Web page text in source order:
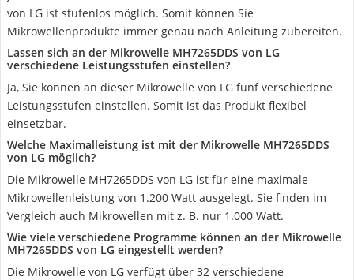
von LG ist stufenlos möglich. Somit können Sie
Mikrowellenprodukte immer genau nach Anleitung zubereiten.
Lassen sich an der Mikrowelle MH7265DDS von LG
verschiedene Leistungsstufen einstellen?
Ja, Sie können an dieser Mikrowelle von LG fünf verschiedene
Leistungsstufen einstellen. Somit ist das Produkt flexibel
einsetzbar.
Welche Maximalleistung ist mit der Mikrowelle MH7265DDS
von LG möglich?
Die Mikrowelle MH7265DDS von LG ist für eine maximale
Mikrowellenleistung von 1.200 Watt ausgelegt. Sie finden im
Vergleich auch Mikrowellen mit z. B. nur 1.000 Watt.
Wie viele verschiedene Programme können an der Mikrowelle
MH7265DDS von LG eingestellt werden?
Die Mikrowelle von LG verfügt über 32 verschiedene